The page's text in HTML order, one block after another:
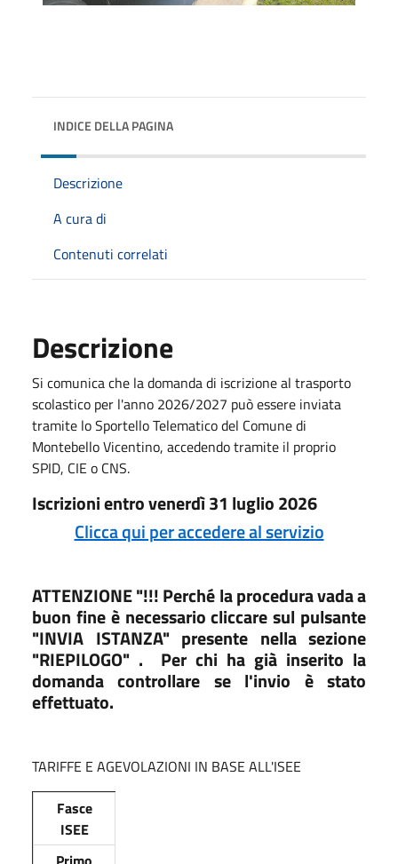
INDICE DELLA PAGINA
Descrizione
A cura di
Contenuti correlati
Descrizione
Si comunica che la domanda di iscrizione al trasporto
scolastico per l'anno 2026/2027 può essere inviata
tramite lo Sportello Telematico del Comune di
Montebello Vicentino, accedendo tramite il proprio
SPID, CIE o CNS.
Iscrizioni entro venerdì 31 luglio 2026
Clicca qui per accedere al servizio
ATTENZIONE "!!! Perché la procedura vada a
buon fine è necessario cliccare sul pulsante
"INVIA ISTANZA" presente nella sezione
"RIEPILOGO" . Per chi ha già inserito la
domanda controllare se l'invio è stato
effettuato.
TARIFFE E AGEVOLAZIONI IN BASE ALL'ISEE
Fasce
ISEE